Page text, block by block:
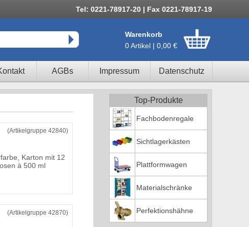
Tel: 0221-78917-20 | Fax 0221-78917-19
Warenkorb
0 Artikel | 0,00 €
AGBs Impressum Datenschutz
(Artikelgruppe 42840)
Karton mit 12
à 500 ml
(Artikelgruppe 42870)
Top-Produkte
Fachbodenregale
Sichtlagerkästen
Plattformwagen
Materialschränke
Perfektionshähne